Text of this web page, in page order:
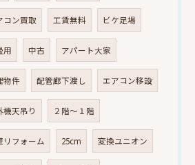
コン買取 工賃無料 ビケ足場
用 中古 アパート大家
物件 配管廊下渡し エアコン移設
機天吊り ２階～１階
リフォーム 25cm 変換ユニオン